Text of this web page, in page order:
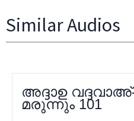
Similar Audios
അദ്ദാഉ
മരുന്നും 101